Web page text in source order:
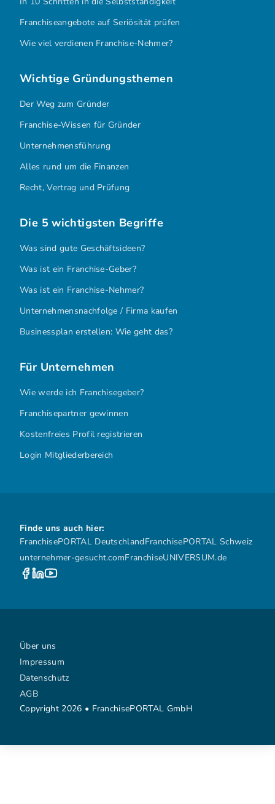
Franchiseangebote auf Seriösität prüfen
Wie viel verdienen Franchise-Nehmer?
Wichtige Gründungsthemen
Der Weg zum Gründer
Franchise-Wissen für Gründer
Unternehmensführung
Alles rund um die Finanzen
Recht, Vertrag und Prüfung
Die 5 wichtigsten Begriffe
Was sind gute Geschäftsideen?
Was ist ein Franchise-Geber?
Was ist ein Franchise-Nehmer?
Unternehmensnachfolge / Firma kaufen
Businessplan erstellen: Wie geht das?
Für Unternehmen
Wie werde ich Franchisegeber?
Franchisepartner gewinnen
Kostenfreies Profil registrieren
Login Mitgliederbereich
Finde uns auch hier:
FranchisePORTAL DeutschlandFranchisePORTAL Schweiz
unternehmer-gesucht.comFranchiseUNIVERSUM.de
Copyright 2026 • FranchisePORTAL GmbH
Über uns
Impressum
Datenschutz
AGB